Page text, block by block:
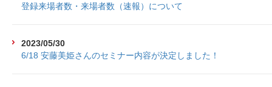
登録来場者数・来場者数（速報）について
2023/05/30
6/18 安藤美姫さんのセミナー内容が決定しました！